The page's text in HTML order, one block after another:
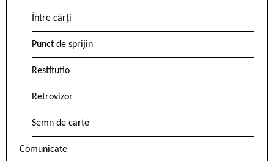
Între cărți
Punct de sprijin
Restitutio
Retrovizor
Semn de carte
Comunicate